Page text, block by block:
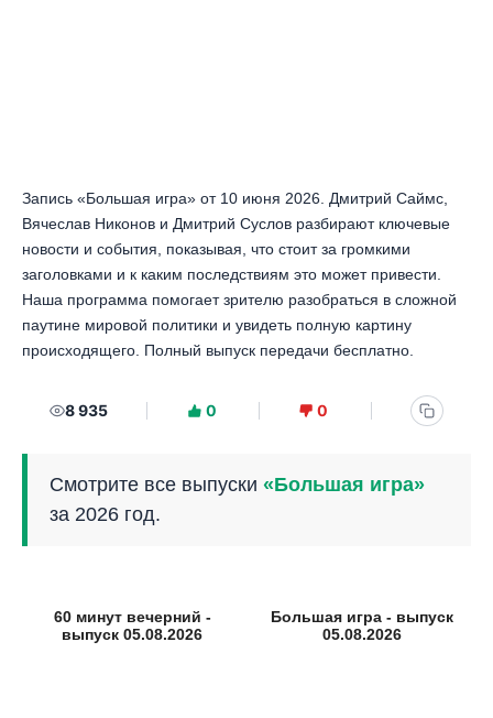
Запись «Большая игра» от 10 июня 2026. Дмитрий Саймс,
Вячеслав Никонов и Дмитрий Суслов разбирают ключевые
новости и события, показывая, что стоит за громкими
заголовками и к каким последствиям это может привести.
Наша программа помогает зрителю разобраться в сложной
паутине мировой политики и увидеть полную картину
происходящего. Полный выпуск передачи бесплатно.
8 935 0 0
Смотрите все выпуски «Большая игра»
за 2026 год.
60 минут вечерний -
выпуск 05.08.2026
Большая игра - выпуск
05.08.2026